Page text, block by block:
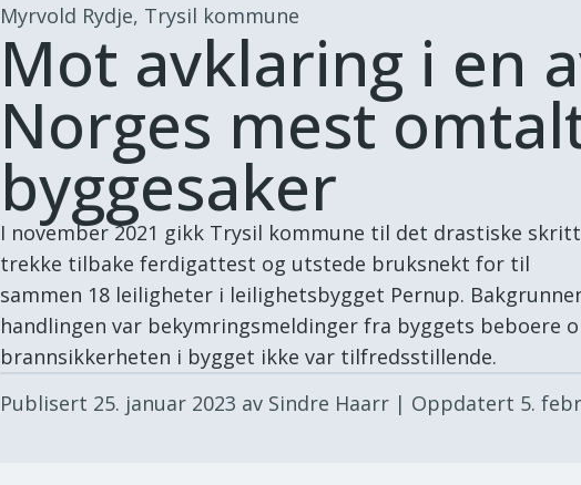
Myrvold Rydje, Trysil kommune
Mot avklaring i en
Norges mest
byggesaker
I november 2021 gikk Trysil kommune til det drastiske
trekke tilbake ferdigattest og utstede bruksnekt for til
sammen 18 leiligheter i leilighetsbygget Pernup.
handlingen var bekymringsmeldinger fra byggets beboere
brannsikkerheten i bygget ikke var tilfredsstillende.
Publisert 25. januar 2023 av Sindre Haarr | Oppdatert 5.